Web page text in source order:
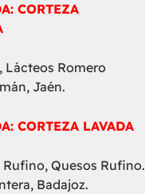
CORTEZA
Lácteos Romero
Jaén.
CORTEZA LAVADA
Quesos Rufino.
Badajoz.